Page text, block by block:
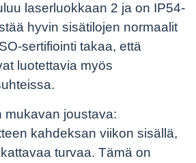
laserluokkaan 2 ja on IP54-
hyvin sisätilojen normaalit
sertifiointi takaa, että
luotettavia myös
mukavan joustava:
kahdeksan viikon sisällä,
turvaa. Tämä on